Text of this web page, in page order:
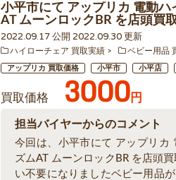
小平市にて アップリカ 電動
AT ムーンロックBR を店頭買
2022.09.17 公開 2022.09.30 更新
ハイローチェア 買取実績 ベビー用品
アップリカ 買取価格 小平市 小平店
買取価格 3000円
担当バイヤーからのコメント
今回は、小平市にて アップリカ
ズムAT ムーンロックBR を店頭
い不要になりましたベビー用品